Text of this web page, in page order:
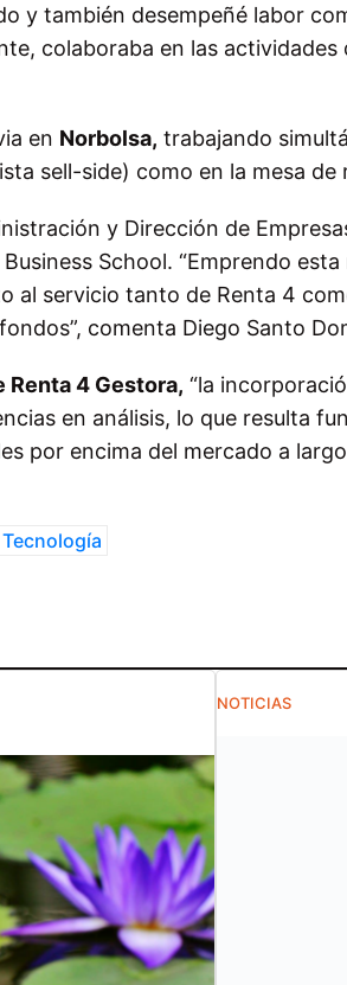
y también desempeñé labor
colaboraba en las
en Norbolsa, trabajando
sell-side) como en la mesa de
y Dirección de
School. “Emprendo
al servicio tanto de Renta 4
comenta Diego Santo
Renta 4 Gestora, “la
en análisis, lo que resulta
por encima del mercado a
Tecnología
NOTICIAS